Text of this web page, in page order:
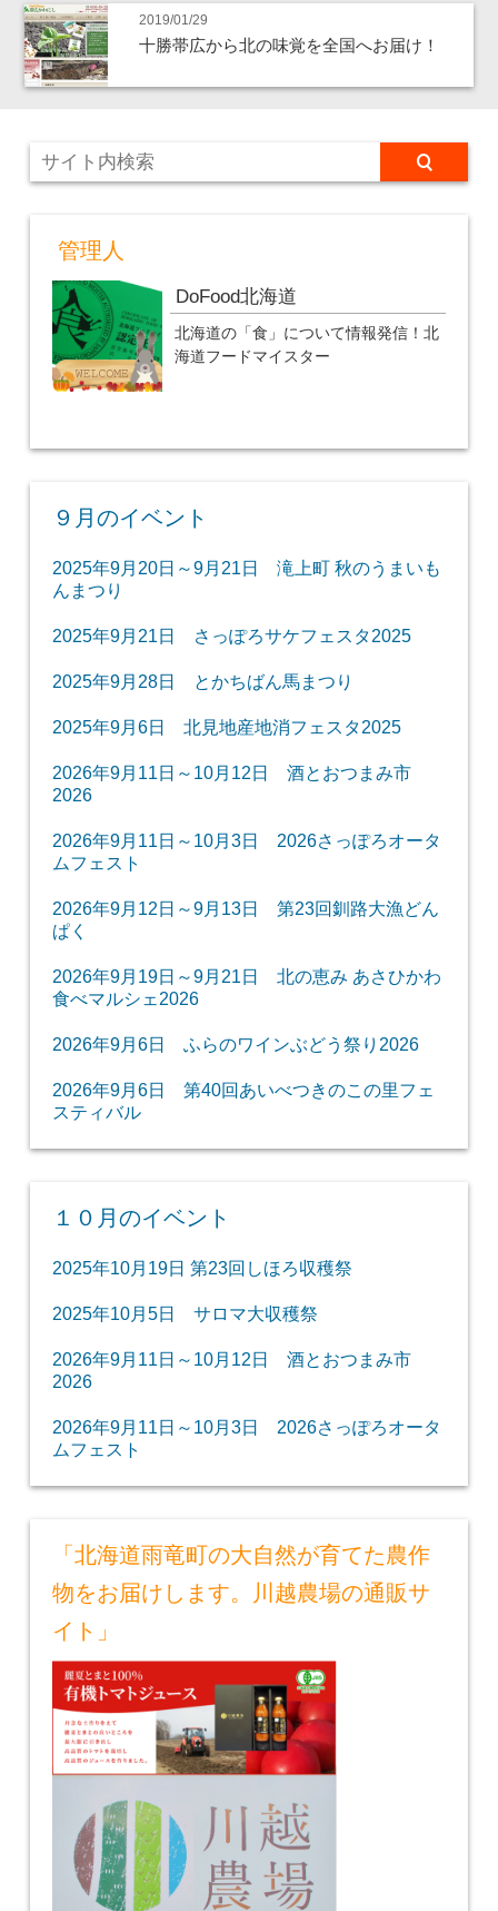
2019/01/29
十勝帯広から北の味覚を全国へお届け！
管理人
DoFood北海道
北海道の「食」について情報発信！北
海道フードマイスター
９月のイベント
2025年9月20日～9月21日 滝上町 秋のうまいも
んまつり
2025年9月21日 さっぽろサケフェスタ2025
2025年9月28日 とかちばん馬まつり
2025年9月6日 北見地産地消フェスタ2025
2026年9月11日～10月12日 酒とおつまみ市
2026
2026年9月11日～10月3日 2026さっぽろオータ
ムフェスト
2026年9月12日～9月13日 第23回釧路大漁どん
ぱく
2026年9月19日～9月21日 北の恵み あさひかわ
食べマルシェ2026
2026年9月6日 ふらのワインぶどう祭り2026
2026年9月6日 第40回あいべつきのこの里フェ
スティバル
１０月のイベント
2025年10月19日 第23回しほろ収穫祭
2025年10月5日 サロマ大収穫祭
2026年9月11日～10月12日 酒とおつまみ市
2026
2026年9月11日～10月3日 2026さっぽろオータ
ムフェスト
「北海道雨竜町の大自然が育てた農作
物をお届けします。川越農場の通販サ
イト」